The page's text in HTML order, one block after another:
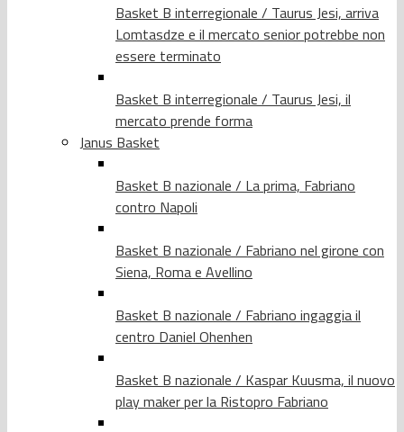
Basket B interregionale / Taurus Jesi, arriva
Lomtasdze e il mercato senior potrebbe non
essere terminato
Basket B interregionale / Taurus Jesi, il
mercato prende forma
Janus Basket
Basket B nazionale / La prima, Fabriano
contro Napoli
Basket B nazionale / Fabriano nel girone con
Siena, Roma e Avellino
Basket B nazionale / Fabriano ingaggia il
centro Daniel Ohenhen
Basket B nazionale / Kaspar Kuusma, il nuovo
play maker per la Ristopro Fabriano